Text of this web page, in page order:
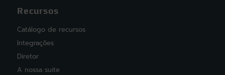
Recursos
Catálogo de recursos
Integrações
Diretor
A nossa suite